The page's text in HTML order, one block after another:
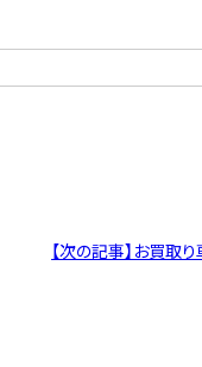
【次の記事】お買取